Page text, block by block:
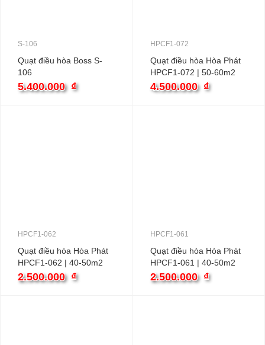
S-106
Quạt điều hòa Boss S-
106
5.400.000 ₫
HPCF1-072
Quạt điều hòa Hòa Phát
HPCF1-072 | 50-60m2
270W
4.500.000 ₫
HPCF1-062
Quạt điều hòa Hòa Phát
HPCF1-062 | 40-50m2
165W
2.500.000 ₫
HPCF1-061
Quạt điều hòa Hòa Phát
HPCF1-061 | 40-50m2
165W
2.500.000 ₫